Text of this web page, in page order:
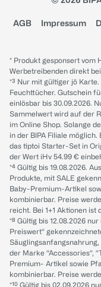
AGB Impressum
* Produkt gesponsert vom
Werbetreibenden direkt
*³ Nur mit gültiger jö
Feuchttücher. Gutschein
einlösbar bis 30.09.2026.
Sammelwert wird auf der
im Online Shop. Solange
in der BIPA Filiale
das tiptoi Starter-Set in
der Wert iHv 54.99 €
*⁴ Gültig bis 19.08.2026.
Produkte, mit SALE
Baby-Premium-Artikel
kombinierbar. Preise
reicht. Bei 1+1 Aktionen ist
*⁸ Gültig bis 12.08.2026
Preiswert“
der Marke “Accessories“,
Premium- Artikel sowie
kombinierbar. Preise
*¹⁰ Gültig bis 02.09.2026